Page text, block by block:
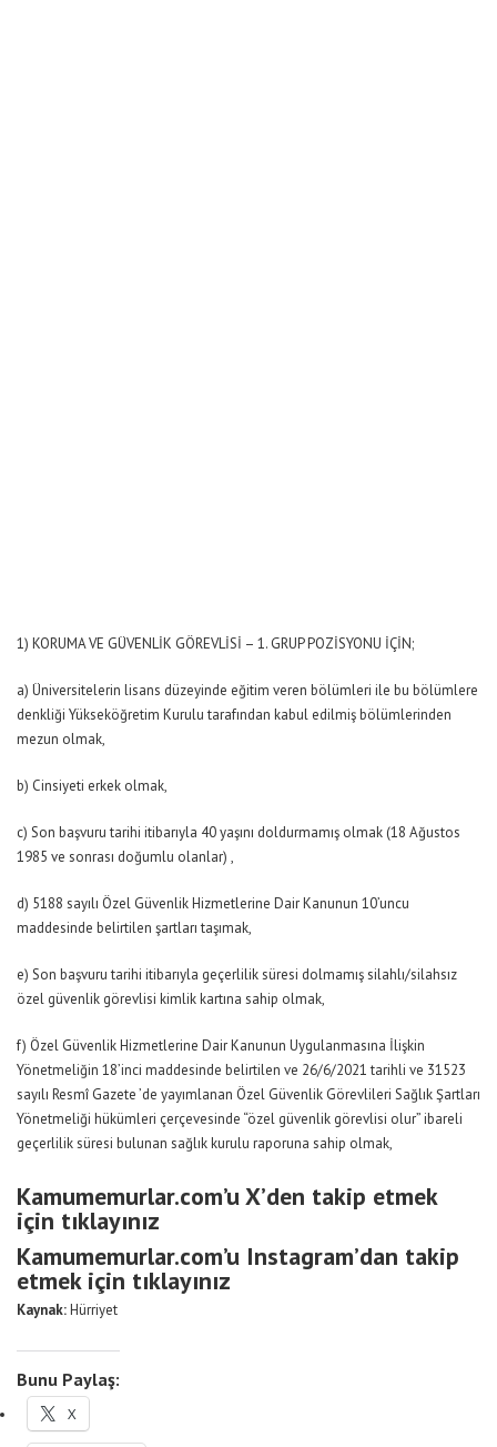
1) KORUMA VE GÜVENLİK GÖREVLİSİ – 1. GRUP POZİSYONU İÇİN;
a) Üniversitelerin lisans düzeyinde eğitim veren bölümleri ile bu bölümlere
denkliği Yükseköğretim Kurulu tarafından kabul edilmiş bölümlerinden
mezun olmak,
b) Cinsiyeti erkek olmak,
c) Son başvuru tarihi itibarıyla 40 yaşını doldurmamış olmak (18 Ağustos
1985 ve sonrası doğumlu olanlar) ,
d) 5188 sayılı Özel Güvenlik Hizmetlerine Dair Kanunun 10’uncu
maddesinde belirtilen şartları taşımak,
e) Son başvuru tarihi itibarıyla geçerlilik süresi dolmamış silahlı/silahsız
özel güvenlik görevlisi kimlik kartına sahip olmak,
f) Özel Güvenlik Hizmetlerine Dair Kanunun Uygulanmasına İlişkin
Yönetmeliğin 18’inci maddesinde belirtilen ve 26/6/2021 tarihli ve 31523
sayılı Resmî Gazete ’de yayımlanan Özel Güvenlik Görevlileri Sağlık Şartları
Yönetmeliği hükümleri çerçevesinde “özel güvenlik görevlisi olur” ibareli
geçerlilik süresi bulunan sağlık kurulu raporuna sahip olmak,
Kamumemurlar.com’u X’den takip etmek
için tıklayınız
Kamumemurlar.com’u Instagram’dan takip
etmek için tıklayınız
Kaynak:Hürriyet
Bunu Paylaş:
X